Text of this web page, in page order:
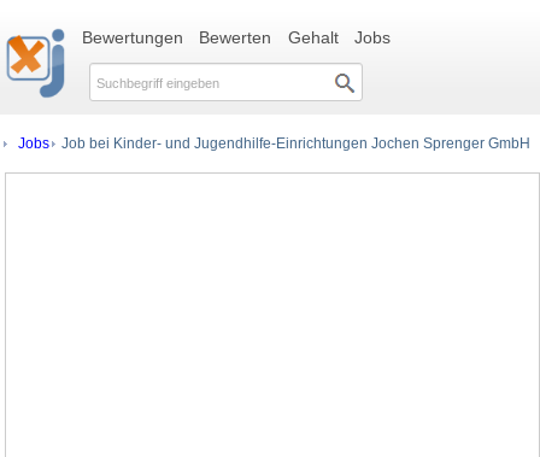
Bewertungen Bewerten Gehalt Jobs
Jobs Job bei Kinder- und Jugendhilfe-Einrichtungen Jochen Sprenger GmbH